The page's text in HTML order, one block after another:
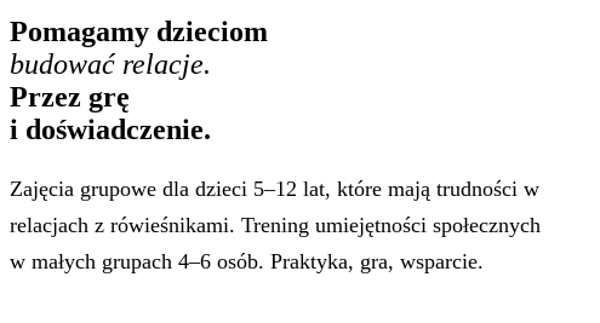
Pomagamy dzieciom
budować relacje.
Przez grę
i doświadczenie.
Zajęcia grupowe dla dzieci 5–12 lat, które mają trudności w
relacjach z rówieśnikami. Trening umiejętności społecznych
w małych grupach 4–6 osób. Praktyka, gra, wsparcie.